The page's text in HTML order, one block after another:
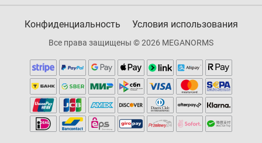
Конфиденциальность Условия использования
Все права защищены © 2026 MEGANORMS